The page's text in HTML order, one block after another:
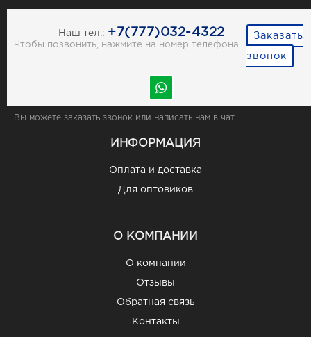
Наш тел.: +7(777)032-4322
Чтобы позвонить, нажмите на номер телефона
Заказать
звонок
Вы можете заказать звонок или написать нам в чат
ИНФОРМАЦИЯ
Оплата и доставка
Для оптовиков
О КОМПАНИИ
О компании
Отзывы
Обратная связь
Контакты